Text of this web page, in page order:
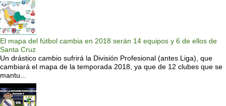
El mapa del fútbol cambia en 2018 serán 14 equipos y 6 de ellos de
Santa Cruz
Un drástico cambio sufrirá la División Profesional (antes Liga), que
cambiará el mapa de la temporada 2018, ya que de 12 clubes que se
mantu...